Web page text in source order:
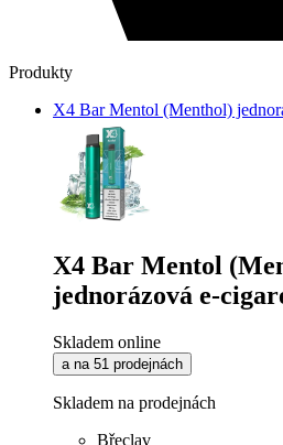
Produkty
X4 Bar Mentol (Menthol)
X4 Bar Mentol
jednorázová e-
Skladem online
a na 51 prodejnách
Skladem na prodejnách
Břeclav